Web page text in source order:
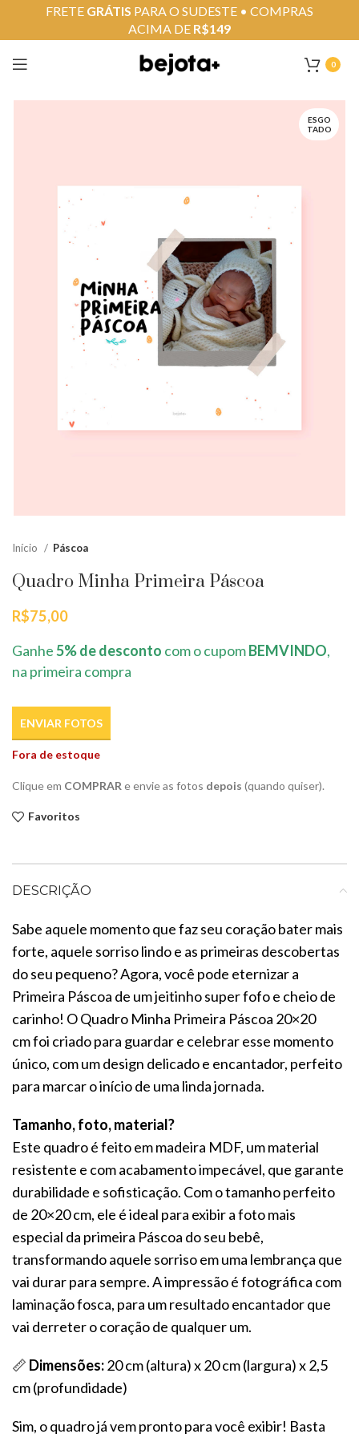
0
ESGO
TADO
Início Páscoa
Quadro Minha Primeira Páscoa
R$75,00
Ganhe5% de desconto com o cupomBEMVINDO,
na primeira compra
ENVIAR FOTOS
Fora de estoque
Clique em COMPRAR e envie as fotos depois (quando quiser).
Favoritos
DESCRIÇÃO
Sabe aquele momento que faz seu coração bater mais
forte, aquele sorriso lindo e as primeiras descobertas
do seu pequeno? Agora, você pode eternizar a
Primeira Páscoa de um jeitinho super fofo e cheio de
carinho! OQuadro Minha Primeira Páscoa 20×20
cmfoi criado para guardar e celebrar esse momento
único, com um design delicado e encantador, perfeito
para marcar o início de uma linda jornada.
Tamanho, foto, material?
Este quadro é feito em madeira MDF, um material
resistente e com acabamento impecável, que garante
durabilidade e sofisticação. Com o tamanho perfeito
de 20×20 cm, ele é ideal para exibir a foto mais
especial da primeira Páscoa do seu bebê,
transformando aquele sorriso em uma lembrança que
vai durar para sempre. A impressão é fotográfica com
laminação fosca, para um resultado encantador que
vai derreter o coração de qualquer um.
📏 Dimensões:20 cm (altura) x 20 cm (largura) x 2,5
cm (profundidade)
Sim, o quadro já vem pronto para você exibir! Basta
FRETE GRÁTIS PARA O SUDESTE • COMPRAS
ACIMA DE R$149